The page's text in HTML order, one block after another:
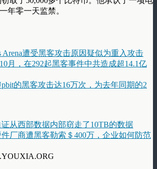
年零一天监禁。
Arena遭受黑客攻击原因疑似为重入攻击
月，在292起黑客事件中共造成超14.1亿
的黑客攻击达16万次，为去年同期的2
从西部数据内部窃走了10TB的数据
厂商遭黑客勒索＄400万，企业如何防范